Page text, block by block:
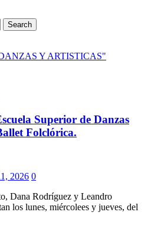
Search
Y ARTISTICAS"
Superior de Danzas
Folclórica.
2026 0
Dana Rodríguez y Leandro
los lunes, miércolees y jueves, del